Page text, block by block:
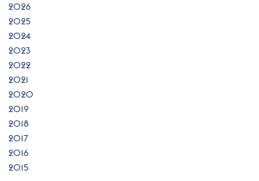
2026
2025
2024
2023
2022
2021
2020
2019
2018
2017
2016
2015